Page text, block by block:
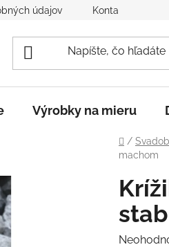
údajov Kontakt
Výrobky na mieru
Domov
/
machom